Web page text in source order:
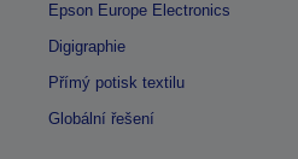
Epson Europe Electronics
Digigraphie
Přímý potisk textilu
Globální řešení